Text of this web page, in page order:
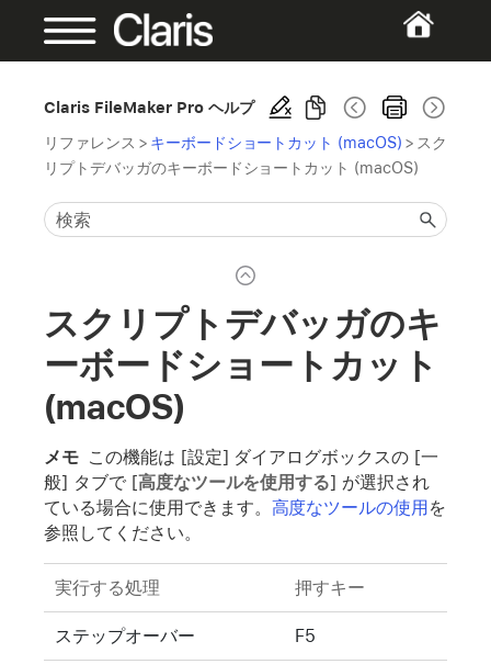
Claris FileMaker Pro ヘルプ
リファレンス > キーボードショートカット (macOS) > スク
リプトデバッガのキーボードショートカット (macOS)
スクリプトデバッガのキ
ーボードショートカット
(macOS)
メモ この機能は [設定] ダイアログボックスの [一
般] タブで [高度なツールを使用する] が選択され
ている場合に使用できます。 高度なツールの使用を
参照してください。
実行する処理 押すキー
ステップオーバー F5